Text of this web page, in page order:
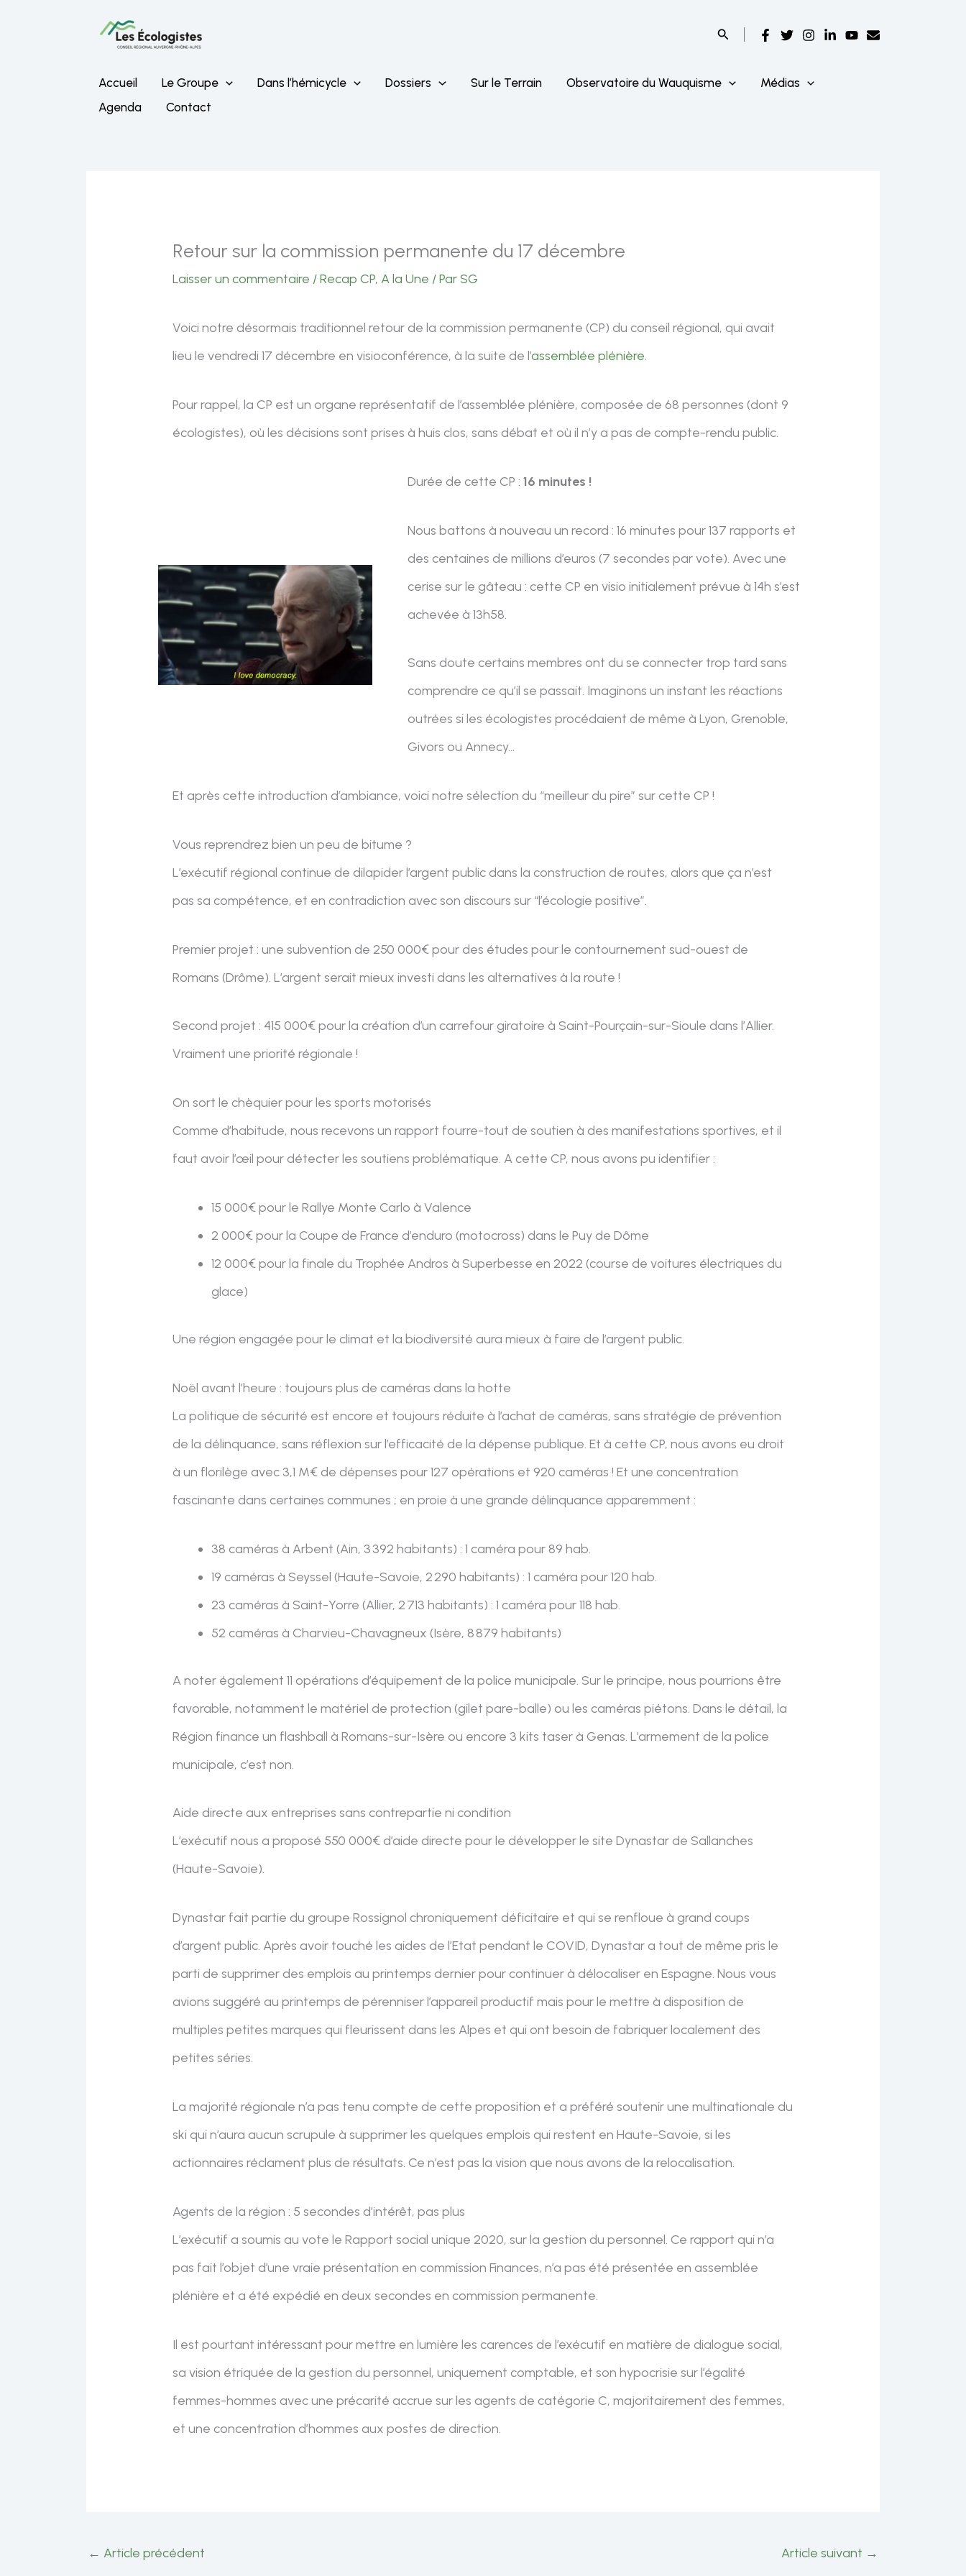
Accueil Le Groupe Dans l’hémicycle Dossiers Sur le Terrain Observatoire du Wauquisme
Médias
Agenda
Contact
Retour sur la commission permanente du 17 décembre
Laisser un commentaire /Recap CP, A la Une / ParSG
Voici notre désormais traditionnel retour de la commission permanente (CP) du conseil régional, qui avait
lieu le vendredi 17 décembre en visioconférence, à la suite de l’assemblée plénière.
Pour rappel, la CP est un organe représentatif de l’assemblée plénière, composée de 68 personnes (dont 9
écologistes), où les décisions sont prises à huis clos, sans débat et où il n’y a pas de compte-rendu public.
Durée de cette CP : 16 minutes !
Nous battons à nouveau un record : 16 minutes pour 137 rapports et
des centaines de millions d’euros (7 secondes par vote). Avec une
cerise sur le gâteau : cette CP en visio initialement prévue à 14h s’est
achevée à 13h58.
Sans doute certains membres ont du se connecter trop tard sans
comprendre ce qu’il se passait. Imaginons un instant les réactions
outrées si les écologistes procédaient de même à Lyon, Grenoble,
Givors ou Annecy…
Et après cette introduction d’ambiance, voici notre sélection du “meilleur du pire” sur cette CP !
Vous reprendrez bien un peu de bitume ?
L’exécutif régional continue de dilapider l’argent public dans la construction de routes, alors que ça n’est
pas sa compétence, et en contradiction avec son discours sur “l’écologie positive”.
Premier projet : une subvention de 250 000€ pour des études pour le contournement sud-ouest de
Romans (Drôme). L’argent serait mieux investi dans les alternatives à la route !
Second projet : 415 000€ pour la création d’un carrefour giratoire à Saint-Pourçain-sur-Sioule dans l’Allier.
Vraiment une priorité régionale !
On sort le chèquier pour les sports motorisés
Comme d’habitude, nous recevons un rapport fourre-tout de soutien à des manifestations sportives, et il
faut avoir l’œil pour détecter les soutiens problématique. A cette CP, nous avons pu identifier :
15 000€ pour le Rallye Monte Carlo à Valence
2 000€ pour la Coupe de France d’enduro (motocross) dans le Puy de Dôme
12 000€ pour la finale du Trophée Andros à Superbesse en 2022 (course de voitures électriques du
glace)
Une région engagée pour le climat et la biodiversité aura mieux à faire de l’argent public.
Noël avant l’heure : toujours plus de caméras dans la hotte
La politique de sécurité est encore et toujours réduite à l’achat de caméras, sans stratégie de prévention
de la délinquance, sans réflexion sur l’efficacité de la dépense publique. Et à cette CP, nous avons eu droit
à un florilège avec 3,1 M€ de dépenses pour 127 opérations et 920 caméras ! Et une concentration
fascinante dans certaines communes ; en proie à une grande délinquance apparemment :
38 caméras à Arbent (Ain, 3 392 habitants) : 1 caméra pour 89 hab.
19 caméras à Seyssel (Haute-Savoie, 2 290 habitants) : 1 caméra pour 120 hab.
23 caméras à Saint-Yorre (Allier, 2 713 habitants) : 1 caméra pour 118 hab.
52 caméras à Charvieu-Chavagneux (Isère, 8 879 habitants)
A noter également 11 opérations d’équipement de la police municipale. Sur le principe, nous pourrions être
favorable, notamment le matériel de protection (gilet pare-balle) ou les caméras piétons. Dans le détail, la
Région finance un flashball à Romans-sur-Isère ou encore 3 kits taser à Genas. L’armement de la police
municipale, c’est non.
Aide directe aux entreprises sans contrepartie ni condition
L’exécutif nous a proposé 550 000€ d’aide directe pour le développer le site Dynastar de Sallanches
(Haute-Savoie).
Dynastar fait partie du groupe Rossignol chroniquement déficitaire et qui se renfloue à grand coups
d’argent public. Après avoir touché les aides de l’Etat pendant le COVID, Dynastar a tout de même pris le
parti de supprimer des emplois au printemps dernier pour continuer à délocaliser en Espagne. Nous vous
avions suggéré au printemps de pérenniser l’appareil productif mais pour le mettre à disposition de
multiples petites marques qui fleurissent dans les Alpes et qui ont besoin de fabriquer localement des
petites séries.
La majorité régionale n’a pas tenu compte de cette proposition et a préféré soutenir une multinationale du
ski qui n’aura aucun scrupule à supprimer les quelques emplois qui restent en Haute-Savoie, si les
actionnaires réclament plus de résultats. Ce n’est pas la vision que nous avons de la relocalisation.
Agents de la région : 5 secondes d’intérêt, pas plus
L’exécutif a soumis au vote le Rapport social unique 2020, sur la gestion du personnel. Ce rapport qui n’a
pas fait l’objet d’une vraie présentation en commission Finances, n’a pas été présentée en assemblée
plénière et a été expédié en deux secondes en commission permanente.
Il est pourtant intéressant pour mettre en lumière les carences de l’exécutif en matière de dialogue social,
sa vision étriquée de la gestion du personnel, uniquement comptable, et son hypocrisie sur l’égalité
femmes-hommes avec une précarité accrue sur les agents de catégorie C, majoritairement des femmes,
et une concentration d’hommes aux postes de direction.
← Article précédent Article suivant →